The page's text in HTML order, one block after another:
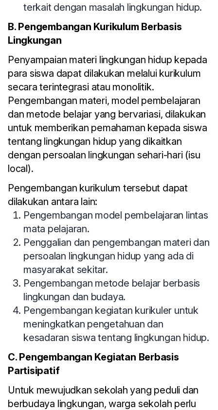
terkait dengan masalah lingkungan hidup.
B. Pengembangan Kurikulum Berbasis
Lingkungan
Penyampaian materi lingkungan hidup kepada
para siswa dapat dilakukan melalui kurikulum
secara terintegrasi atau monolitik.
Pengembangan materi, model pembelajaran
dan metode belajar yang bervariasi, dilakukan
untuk memberikan pemahaman kepada siswa
tentang lingkungan hidup yang dikaitkan
dengan persoalan lingkungan sehari-hari (isu
local).
Pengembangan kurikulum tersebut dapat
dilakukan antara lain:
Pengembangan model pembelajaran lintas
mata pelajaran.
Penggalian dan pengembangan materi dan
persoalan lingkungan hidup yang ada di
masyarakat sekitar.
Pengembangan metode belajar berbasis
lingkungan dan budaya.
Pengembangan kegiatan kurikuler untuk
meningkatkan pengetahuan dan
kesadaran siswa tentang lingkungan hidup.
C. Pengembangan Kegiatan Berbasis
Partisipatif
Untuk mewujudkan sekolah yang peduli dan
berbudaya lingkungan, warga sekolah perlu